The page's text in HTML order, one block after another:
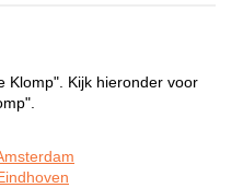
Klomp". Kijk hieronder voor